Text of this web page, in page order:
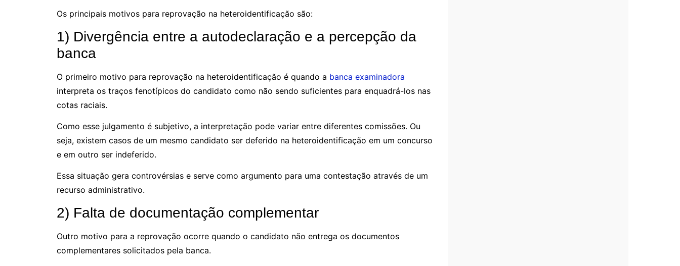
Os principais motivos para reprovação na heteroidentificação são:
1) Divergência entre a autodeclaração e a percepção da
banca
O primeiro motivo para reprovação na heteroidentificação é quando a banca examinadora
interpreta os traços fenotípicos do candidato como não sendo suficientes para enquadrá-los nas
cotas raciais.
Como esse julgamento é subjetivo, a interpretação pode variar entre diferentes comissões. Ou
seja, existem casos de um mesmo candidato ser deferido na heteroidentificação em um concurso
e em outro ser indeferido.
Essa situação gera controvérsias e serve como argumento para uma contestação através de um
recurso administrativo.
2) Falta de documentação complementar
Outro motivo para a reprovação ocorre quando o candidato não entrega os documentos
complementares solicitados pela banca.